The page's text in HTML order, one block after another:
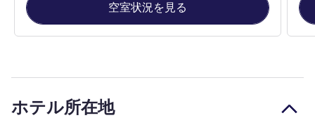
空室状況を見る
ホテル所在地